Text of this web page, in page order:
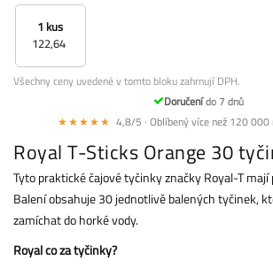
1 kus
122,64
Všechny ceny uvedené v tomto bloku zahrnují DPH.
Doručenído 7 dnů
★★★★★ 4,8/5 · Oblíbený více než 120
Royal T-Sticks Orange 30
Tyto praktické čajové tyčinky značky Royal-T mají
Balení obsahuje 30 jednotlivě balených tyčinek,
zamíchat do horké vody.
Royal co za tyčinky?